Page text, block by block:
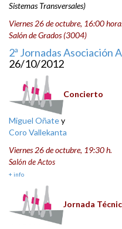
Sistemas Transversales)
Viernes 26 de octubre, 16:00
Salón de Grados (3004)
2ª Jornadas Asociación
26/10/2012
Concierto
Miguel Oñatey
Coro Vallekanta
Viernes 26 de octubre, 19:30 h.
Salón de Actos
+ info
Jornada